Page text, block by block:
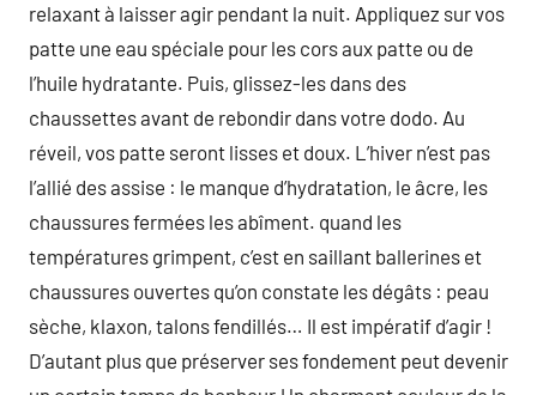
relaxant à laisser agir pendant la nuit. Appliquez sur vos
patte une eau spéciale pour les cors aux patte ou de
l’huile hydratante. Puis, glissez-les dans des
chaussettes avant de rebondir dans votre dodo. Au
réveil, vos patte seront lisses et doux. L’hiver n’est pas
l’allié des assise : le manque d’hydratation, le âcre, les
chaussures fermées les abîment. quand les
températures grimpent, c’est en saillant ballerines et
chaussures ouvertes qu’on constate les dégâts : peau
sèche, klaxon, talons fendillés… Il est impératif d’agir !
D’autant plus que préserver ses fondement peut devenir